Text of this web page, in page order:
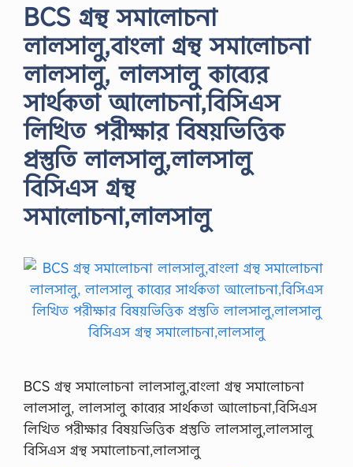
BCS গ্রন্থ সমালোচনা
লালসালু,বাংলা গ্রন্থ সমালোচনা
লালসালু, লালসালু কাব্যের
সার্থকতা আলোচনা,বিসিএস
লিখিত পরীক্ষার বিষয়ভিত্তিক
প্রস্তুতি লালসালু,লালসালু
বিসিএস গ্রন্থ
সমালোচনা,লালসালু
BCS গ্রন্থ সমালোচনা লালসালু,বাংলা গ্রন্থ সমালোচনা
লালসালু, লালসালু কাব্যের সার্থকতা আলোচনা,বিসিএস
লিখিত পরীক্ষার বিষয়ভিত্তিক প্রস্তুতি লালসালু,লালসালু
বিসিএস গ্রন্থ সমালোচনা,লালসালু